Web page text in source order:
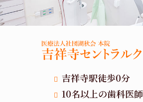
吉祥寺駅徒歩0分
10名以上の歯科医